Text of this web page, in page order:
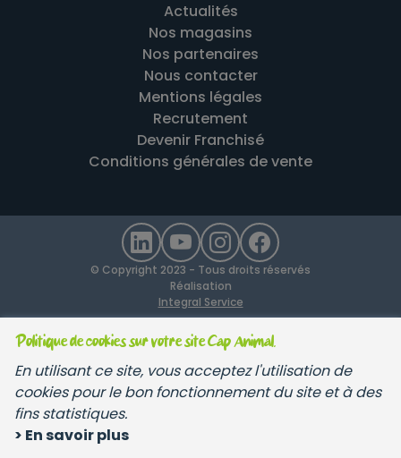
Politique de cookies sur votre site Cap Animal.
En utilisant ce site, vous acceptez l'utilisation de
cookies pour le bon fonctionnement du site et à des
fins statistiques.
> En savoir plus
Actualités
Nos magasins
Nos partenaires
Nous contacter
Mentions légales
Recrutement
Devenir Franchisé
Conditions générales de vente
© Copyright 2023 - Tous droits réservés
Réalisation
Integral Service